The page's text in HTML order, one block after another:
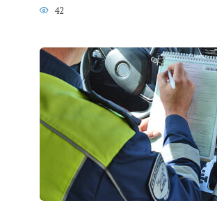
42